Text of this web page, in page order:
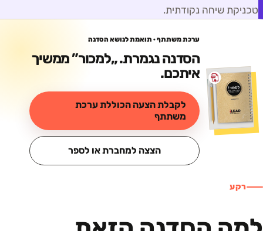
טכניקת שיחה נקודתית.
ערכת משתתף · תואמת לנושא הסדנה
הסדנה נגמרת. „למכור” ממשיך
איתכם.
לקבלת הצעה הכוללת ערכת
משתתף
הצצה למחברת או לספר
רקע